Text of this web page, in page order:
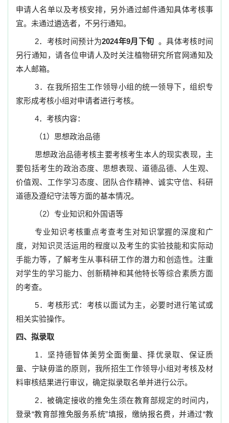
申请人名单以及考核安排，另外通过邮件通知具体考核事
宜。未通过遴选者，不另行通知。
2． 考核时间预计为2024年9月下旬 。具体考核时间
另行通知，请各位申请人及时关注植物研究所官网通知及
本人邮箱。
3． 在我所招生工作领导小组的统一领导下，组织专
家形成考核小组对申请者进行考核。
4． 考核内容：
（1）思想政治品德
思想政治品德考核主要考核考生本人的现实表现，主
要包括考生的政治态度、思想表现、道德品德、人生观、
价值观、工作学习态度、团队合作精神、诚实守信、科研
道德及遵纪守法等方面的基本情况。
（2）专业知识和外国语等
专业知识考核重点考查考生对知识掌握的深度和广
度，对知识灵活运用的程度以及考生的实验技能和实际动
手能力等，了解考生从事科研工作的潜力和创造性。注重
对学生的学习能力、创新精神和其他特长等综合素质方面
的考查。
5． 考核形式：考核以面试为主，必要时进行笔试或
相关实验操作。
四、拟录取
1 ．坚持德智体美劳全面衡量、择优录取、保证质
量、宁缺毋滥的原则， 我所招生工作领导小组对考核及材
料审核结果进行审议，确定拟录取名单并进行公示。
2． 被确定接收的推免生须在教育部规定的时间内，
登录“教育部推免服务系统”填报，缴纳报名费，并通过“教